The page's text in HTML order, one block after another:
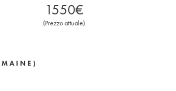
1550€
(Prezzo attuale)